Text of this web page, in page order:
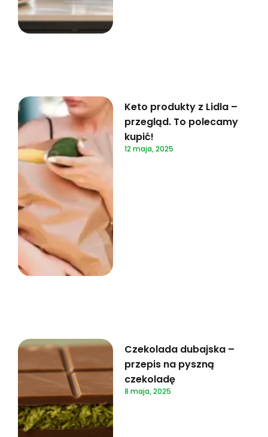
Keto produkty z Lidla –
przegląd. To polecamy
kupić!
12 maja, 2025
Czekolada dubajska –
przepis na pyszną
czekoladę
8 maja, 2025